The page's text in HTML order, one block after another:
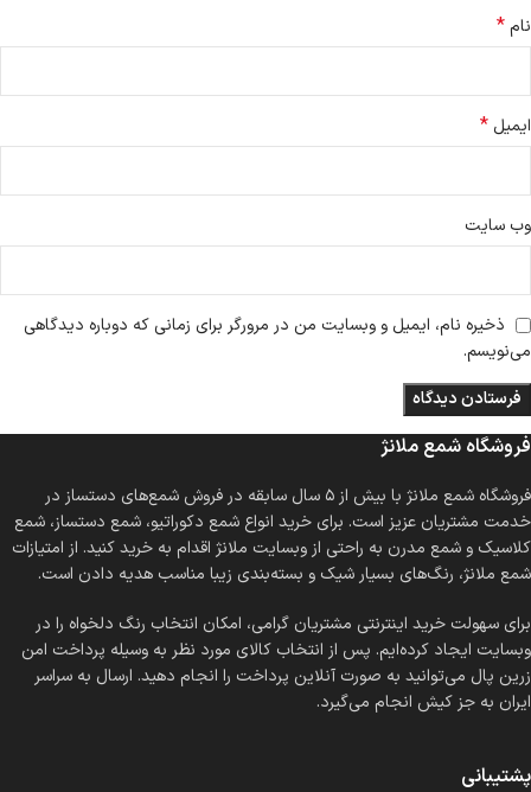
نام*
ایمیل *
وب‌ سایت
ذخیره نام، ایمیل و وبسایت من در مرورگر برای زمانی که دوباره دیدگاهی
می‌نویسم.
فروشگاه شمع ملانژ
فروشگاه شمع ملانژ با بیش از ۵ سال سابقه در فروش شمع‌های دستساز در
خدمت مشتریان عزیز است. برای خرید انواع شمع دکوراتیو، شمع دستساز، شمع
کلاسیک و شمع مدرن به راحتی از وبسایت ملانژ اقدام به خرید کنید. از امتیازات
شمع ملانژ، رنگ‌های بسیار شیک و بسته‌بندی زیبا مناسب هدیه دادن است.
برای سهولت خرید اینترنتی مشتریان گرامی، امکان انتخاب رنگ دلخواه را در
وبسایت ایجاد کرده‌ایم. پس از انتخاب کالای مورد نظر به وسیله پرداخت امن
زرین پال می‌توانید به صورت آنلاین پرداخت را انجام دهید. ارسال به سراسر
ایران به جز کیش انجام می‌گیرد.
پشتیبانی